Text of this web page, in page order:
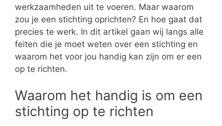
werkzaamheden uit te voeren. Maar waarom
zou je een stichting oprichten? En hoe gaat dat
precies te werk. In dit artikel gaan wij langs alle
feiten die je moet weten over een stichting en
waarom het voor jou handig kan zijn om er een
op te richten.
Waarom het handig is om een
stichting op te richten